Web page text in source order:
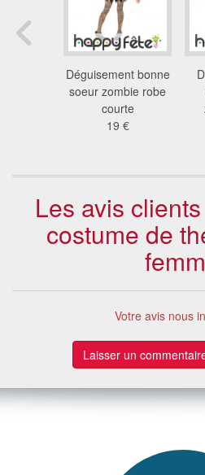
Déguisement bonne
soeur zombie robe
courte
19 €
Les avis
costume de
Votre avis nous
Laisser un